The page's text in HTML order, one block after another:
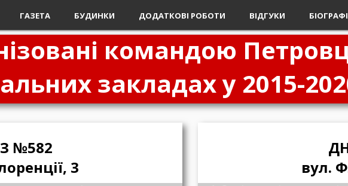
ГАЗЕТА БУДИНКИ ДОДАТКОВІ РОБОТИ ВІДГУКИ
командою
закладах у 2015-
№582
3
вул.